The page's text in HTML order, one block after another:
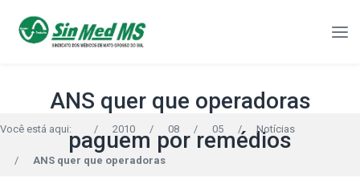
ANS quer que operadoras
paguem por remédios
Você está aqui: / 2010 / 08 / 05 / Notícias
/ ANS quer que operadoras